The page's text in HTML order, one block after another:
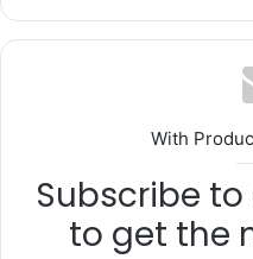
With
Subscribe
to get the